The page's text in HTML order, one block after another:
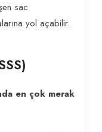
sac
yol açabilir.
en çok merak